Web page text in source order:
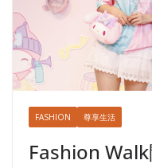
FASHION 尊享生活
Fashion